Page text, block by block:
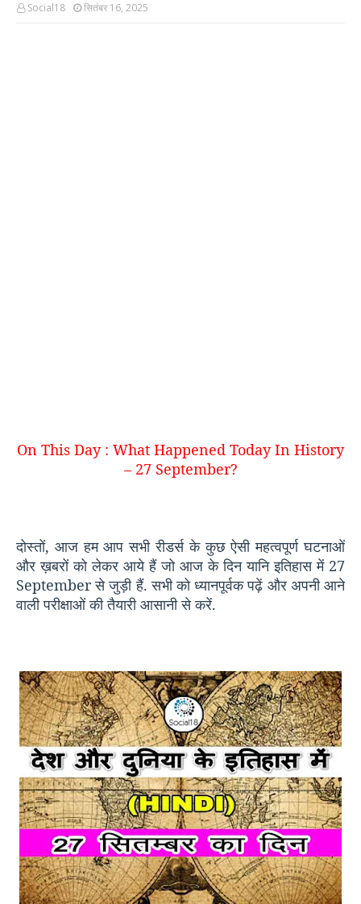
Social18 सितंबर 16, 2025
On This Day : What Happened Today In History
– 27 September?
दोस्तों, आज हम आप सभी रीडर्स के कुछ ऐसी महत्वपूर्ण घटनाओं
और ख़बरों को लेकर आये हैं जो आज के दिन यानि इतिहास में 27
Septemberसे जुड़ी हैं. सभी को ध्यानपूर्वक पढ़ें और अपनी आने
वाली परीक्षाओं की तैयारी आसानी से करें.